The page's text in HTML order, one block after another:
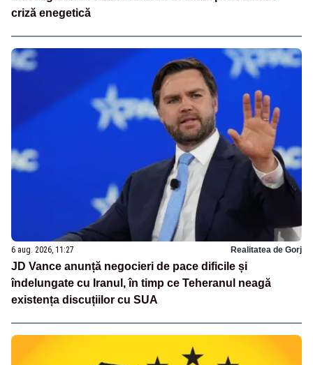
criză enegetică
6 aug. 2026, 11:27 Realitatea de Gorj
JD Vance anunță negocieri de pace dificile și
îndelungate cu Iranul, în timp ce Teheranul neagă
existența discuțiilor cu SUA